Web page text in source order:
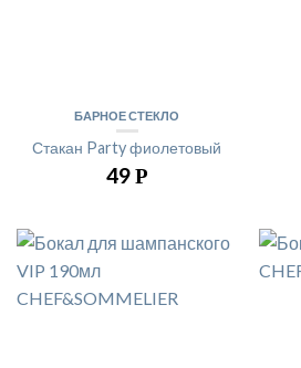
БАРНОЕ СТЕКЛО
Стакан Party фиолетовый
49Р